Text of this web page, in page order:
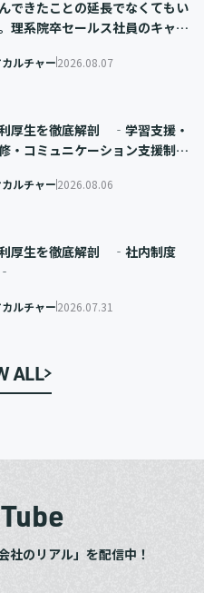
できたことの延長でなくてもい
理系院卒セールス社員のキャリ
カルチャー2026.08.07
厚生を徹底解剖 ‐学習支援・
・コミュニケーション支援制度
カルチャー2026.08.06
厚生を徹底解剖 ‐社内制度
カルチャー2026.07.31
ALL
社のリアル」を配信中！